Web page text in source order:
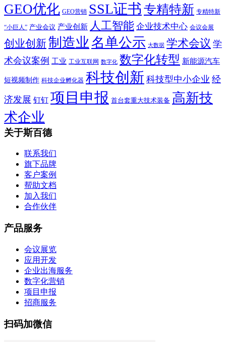
GEO优化 GEO营销 SSL证书 专精特新 专精特新
“小巨人” 产业会议 产业创新 人工智能 企业技术中心 会议会展
创业创新制造业 名单公示 大数据 学术会议 学
术会议案例 工业 工业互联网 数字化 数字化转型 新能源汽车
短视频制作 科技企业孵化器 科技创新 科技型中小企业 经
济发展 钉钉 项目申报 首台套重大技术装备 高新技
术企业
关于斯百德
联系我们
旗下品牌
客户案例
帮助文档
加入我们
合作伙伴
产品服务
会议展览
应用开发
企业出海服务
数字化营销
项目申报
招商服务
扫码加微信